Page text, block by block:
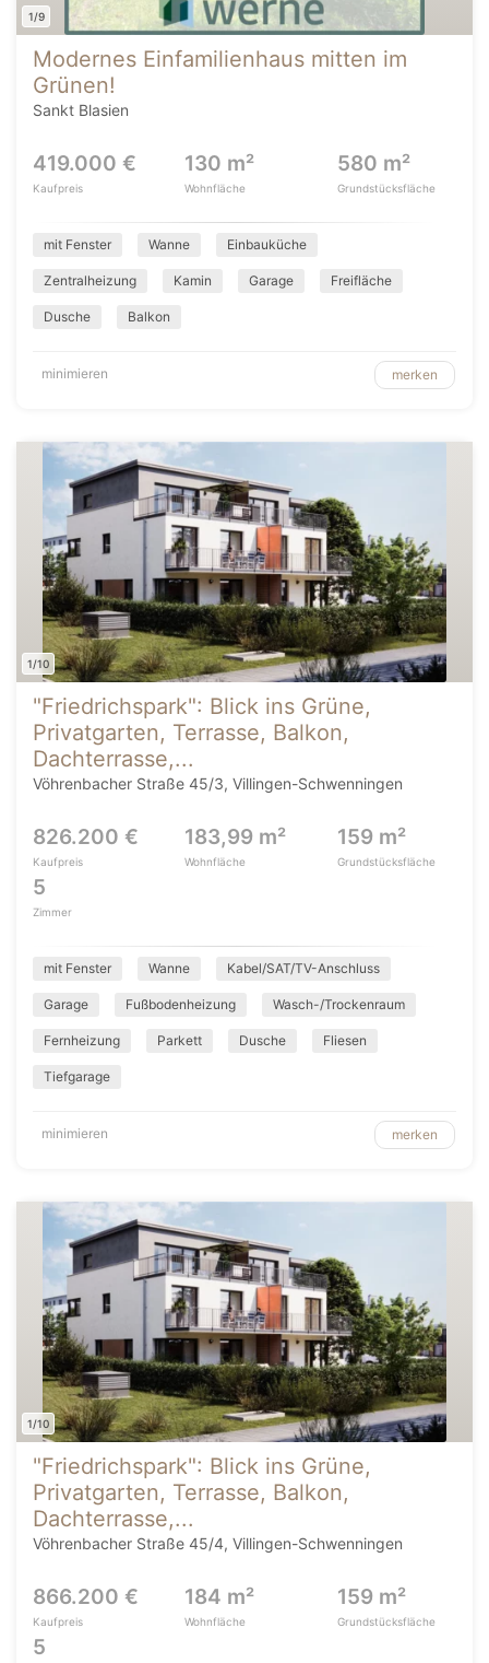
1/9
Modernes Einfamilienhaus mitten im
Grünen!
Sankt Blasien
419.000 €
Kaufpreis
130 m²
Wohnfläche
580 m²
Grundstücksfläche
mit Fenster Wanne Einbauküche
Zentralheizung Kamin Garage Freifläche
Dusche Balkon
minimieren merken
1/10
"Friedrichspark": Blick ins Grüne,
Privatgarten, Terrasse, Balkon,
Dachterrasse,...
Vöhrenbacher Straße 45/3, Villingen-Schwenningen
826.200 €
Kaufpreis
183,99 m²
Wohnfläche
159 m²
Grundstücksfläche
5
Zimmer
mit Fenster Wanne Kabel/SAT/TV-Anschluss
Garage Fußbodenheizung Wasch-/Trockenraum
Fernheizung Parkett Dusche Fliesen
Tiefgarage
minimieren merken
1/10
"Friedrichspark": Blick ins Grüne,
Privatgarten, Terrasse, Balkon,
Dachterrasse,...
Vöhrenbacher Straße 45/4, Villingen-Schwenningen
866.200 €
Kaufpreis
184 m²
Wohnfläche
159 m²
Grundstücksfläche
5